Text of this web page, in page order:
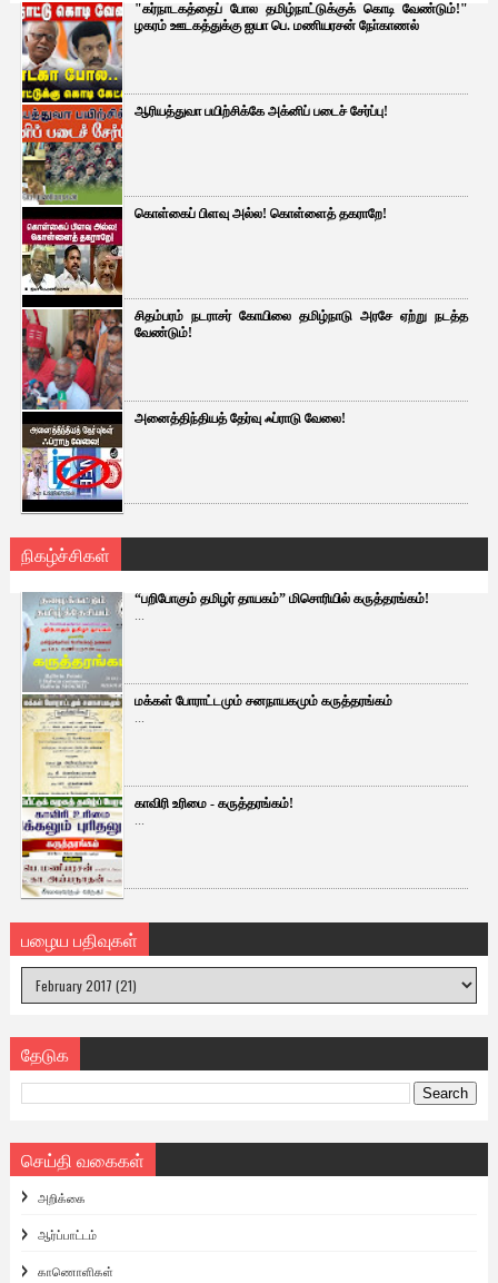
"கர்நாடகத்தைப் போல தமிழ்நாட்டுக்குக் கொடி வேண்டும்!"
ழகரம் ஊடகத்துக்கு ஐயா பெ. மணியரசன் நோ்காணல்
ஆரியத்துவா பயிற்சிக்கே அக்னிப் படைச் சேர்ப்பு!
கொள்கைப் பிளவு அல்ல! கொள்ளைத் தகராறே!
சிதம்பரம் நடராசர் கோயிலை தமிழ்நாடு அரசே ஏற்று நடத்த
வேண்டும்!
அனைத்திந்தியத் தேர்வு ஃப்ராடு வேலை!
நிகழ்ச்சிகள்
“பறிபோகும் தமிழர் தாயகம்” மிசொரியில் கருத்தரங்கம்!
...
மக்கள் போராட்டமும் சனநாயகமும் கருத்தரங்கம்
...
காவிரி உரிமை - கருத்தரங்கம்!
...
பழைய பதிவுகள்
தேடுக
செய்தி வகைகள்
அறிக்கை
ஆர்ப்பாட்டம்
காணொளிகள்